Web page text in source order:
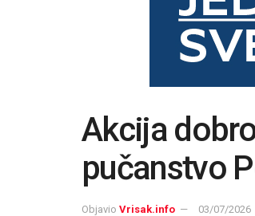
Akcija
pučanstvo
Objavio Vrisak.info 03/07/2026